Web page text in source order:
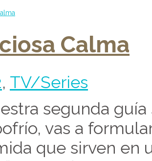
Calma
, TV/Series
segunda
vas a
que sirven en